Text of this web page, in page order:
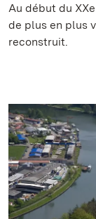
Au début du
de plus en plus
reconstruit.